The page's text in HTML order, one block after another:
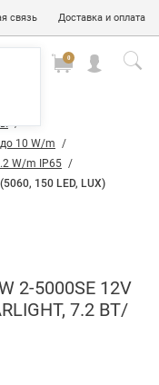
связь Доставка и оплата
0
10 W/m
W/m IP65
150 LED, LUX)
2-5000SE 12V
7.2 ВТ/